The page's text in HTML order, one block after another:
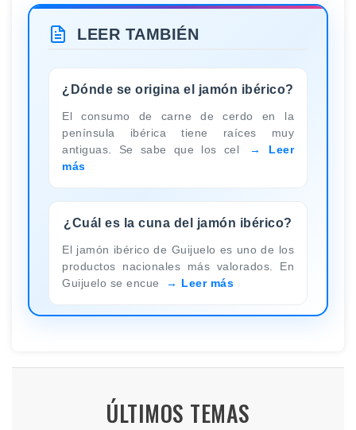
LEER TAMBIÉN
¿Dónde se origina el jamón ibérico?
El consumo de carne de cerdo en la
península ibérica tiene raíces muy
antiguas. Se sabe que los cel
Leer
más
¿Cuál es la cuna del jamón ibérico?
El jamón ibérico de Guijuelo es uno de los
productos nacionales más valorados. En
Guijuelo se encue
Leer más
ÚLTIMOS TEMAS